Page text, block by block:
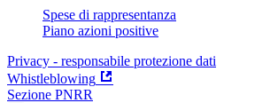
Spese di rappresentanza
Piano azioni positive
Privacy - responsabile protezione dati
Whistleblowing
Sezione PNRR